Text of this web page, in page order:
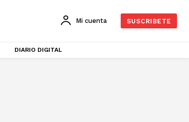
Mi cuenta SUSCRIBETE
DIARIO DIGITAL